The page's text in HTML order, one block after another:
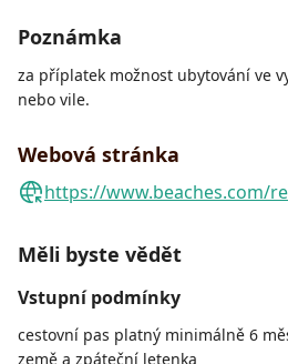
Poznámka
za příplatek možnost ubytování ve
nebo vile.
Webová stránka
https://www.beaches.com/
Měli byste vědět
Vstupní podmínky
cestovní pas platný minimálně 6
země a zpáteční letenka